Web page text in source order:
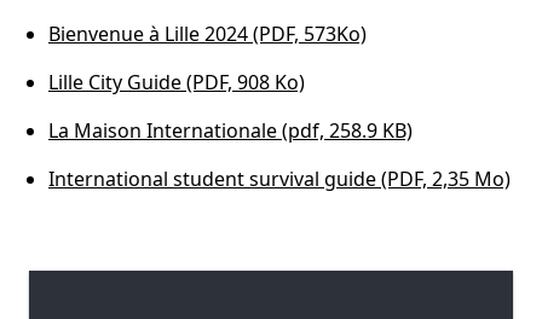
Bienvenue à Lille 2024 (PDF, 573Ko)
Lille City Guide (PDF, 908 Ko)
La Maison Internationale (pdf, 258.9 KB)
International student survival guide (PDF, 2,35 Mo)